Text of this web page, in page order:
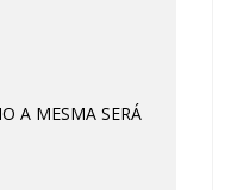
A MESMA SERÁ